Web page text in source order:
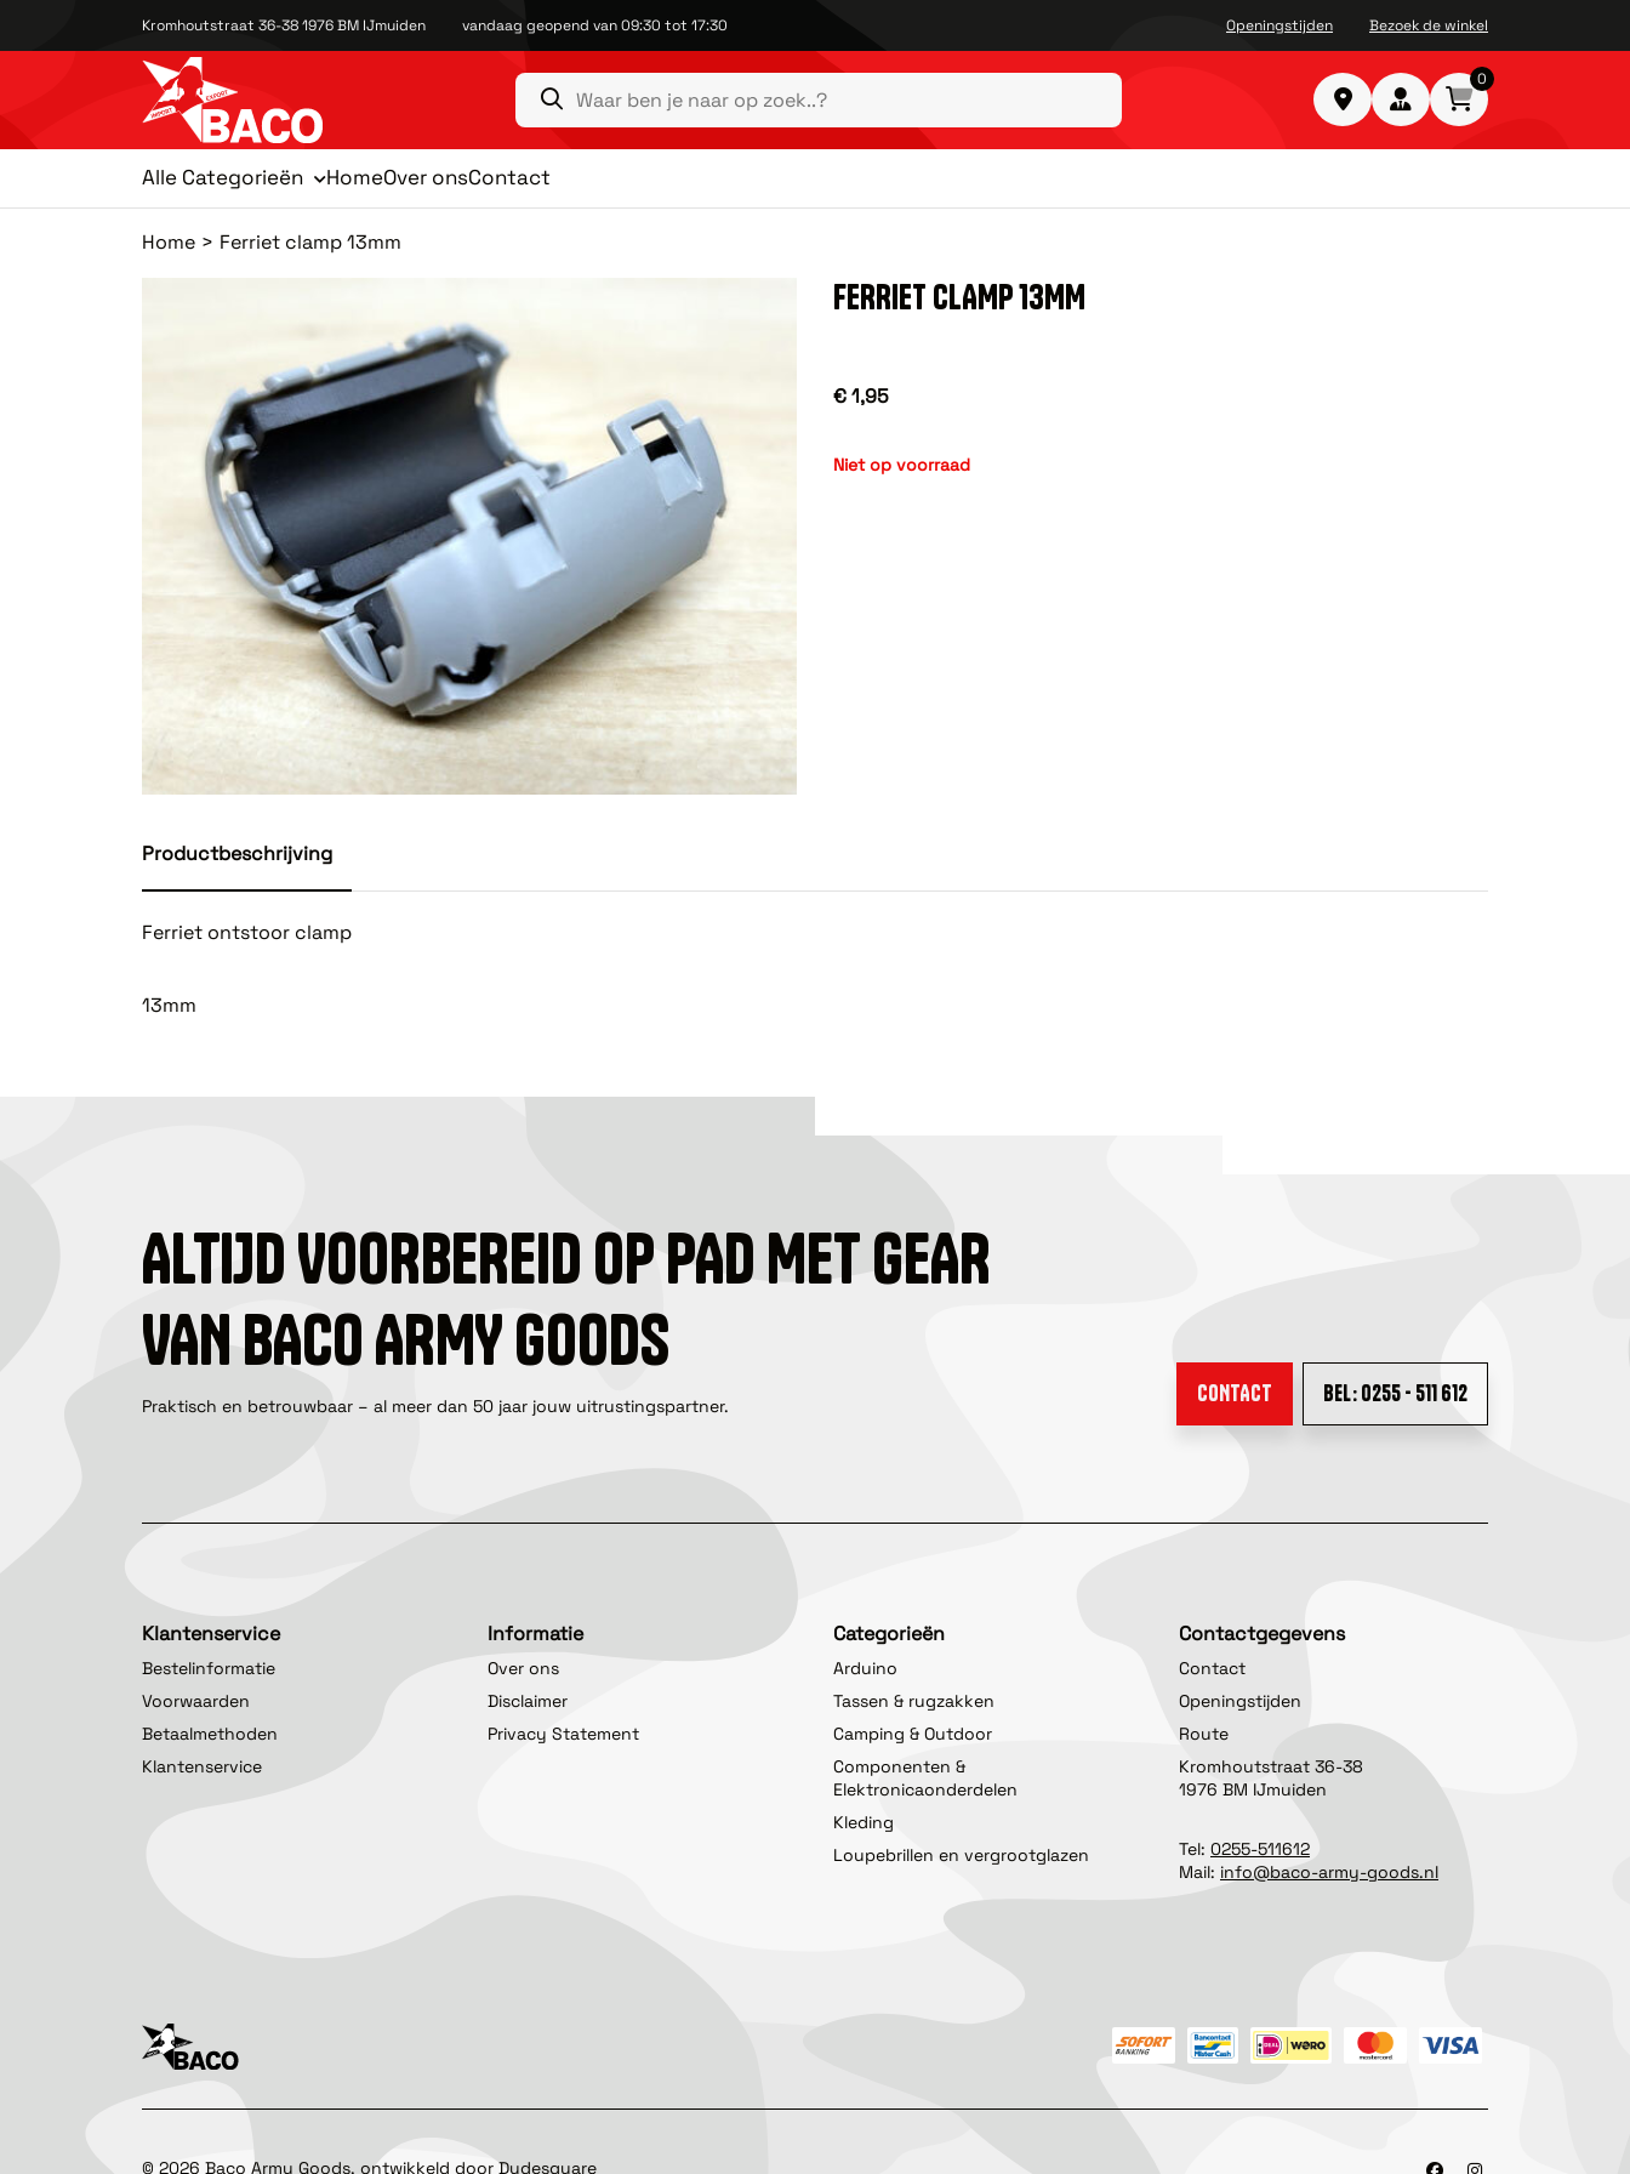
Kromhoutstraat 36-38 1976 BM IJmuiden vandaag geopend van 09:30 tot 17:30 Openingstijden Bezoek de winkel
0
Alle Categorieën HomeOver onsContact
Home Ferriet clamp 13mm
FERRIET CLAMP 13MM
€ 1,95
Niet op voorraad
Productbeschrijving
Ferriet ontstoor clamp
13mm
ALTIJD VOORBEREID OP PAD MET GEAR
VAN BACO ARMY GOODS
Praktisch en betrouwbaar – al meer dan 50 jaar jouw uitrustingspartner. CONTACT BEL: 0255 - 511 612
Klantenservice
Bestelinformatie
Voorwaarden
Betaalmethoden
Klantenservice
Informatie
Over ons
Disclaimer
Privacy Statement
Categorieën
Arduino
Tassen & rugzakken
Camping & Outdoor
Componenten &
Elektronicaonderdelen
Kleding
Loupebrillen en vergrootglazen
Contactgegevens
Contact
Openingstijden
Route
Kromhoutstraat 36-38
1976 BM IJmuiden
Tel: 0255-511612
Mail: info@baco-army-goods.nl
© 2026 Baco Army Goods, ontwikkeld doorDudesquare